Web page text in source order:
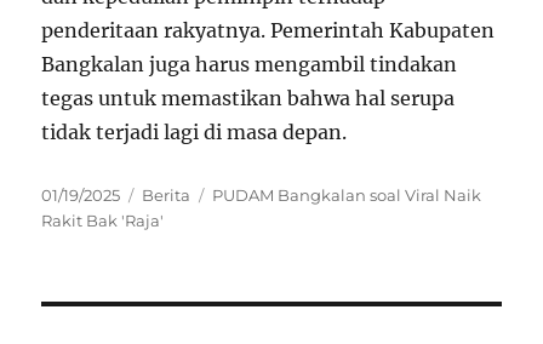
penderitaan rakyatnya. Pemerintah Kabupaten
Bangkalan juga harus mengambil tindakan
tegas untuk memastikan bahwa hal serupa
tidak terjadi lagi di masa depan.
Posted
on
01/19/2025 Categories
Berita Tags
PUDAM Bangkalan soal Viral Naik
Rakit Bak 'Raja'